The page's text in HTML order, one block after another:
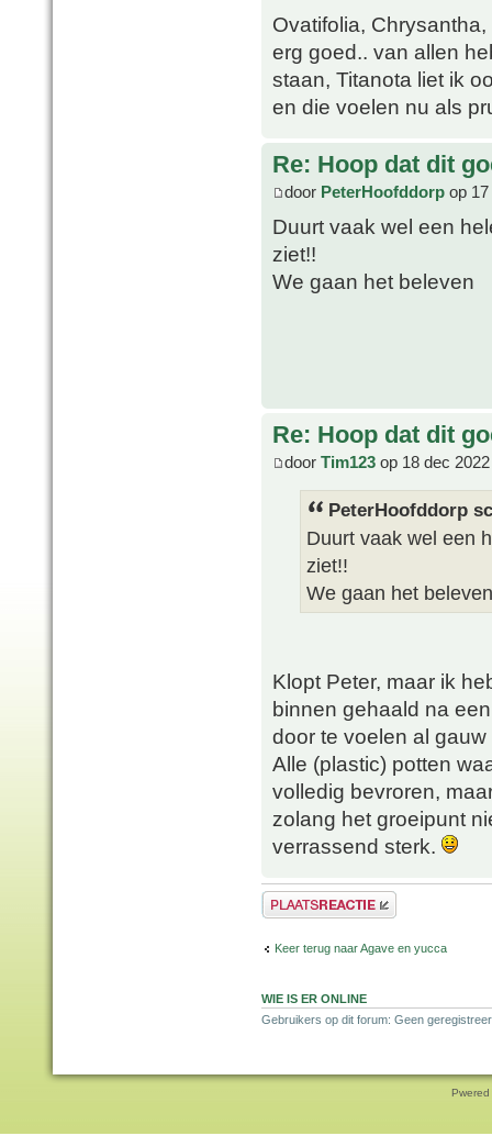
Ovatifolia,
erg goed.. van allen
staan, Titanota liet ik
en die voelen nu als
Re: Hoop dat dit
door PeterHoofddorp op
Duurt vaak wel een
ziet!!
We gaan het beleven
Re: Hoop dat dit
door Tim123 op 18 dec
PeterHoofddorp
Duurt vaak wel een
ziet!!
We gaan het beleven
Klopt Peter, maar ik
binnen gehaald na
door te voelen al
Alle (plastic) potten
volledig bevroren,
zolang het groeipunt
verrassend sterk.
Plaats een reactie
Keer terug naar Agave en yucca
WIE IS ER ONLINE
Gebruikers op dit forum: Geen